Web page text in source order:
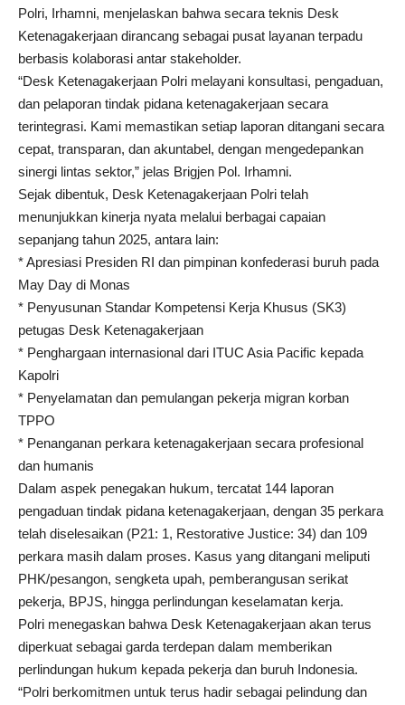
Polri, Irhamni, menjelaskan bahwa secara teknis Desk
Ketenagakerjaan dirancang sebagai pusat layanan terpadu
berbasis kolaborasi antar stakeholder.
“Desk Ketenagakerjaan Polri melayani konsultasi, pengaduan,
dan pelaporan tindak pidana ketenagakerjaan secara
terintegrasi. Kami memastikan setiap laporan ditangani secara
cepat, transparan, dan akuntabel, dengan mengedepankan
sinergi lintas sektor,” jelas Brigjen Pol. Irhamni.
Sejak dibentuk, Desk Ketenagakerjaan Polri telah
menunjukkan kinerja nyata melalui berbagai capaian
sepanjang tahun 2025, antara lain:
* Apresiasi Presiden RI dan pimpinan konfederasi buruh pada
May Day di Monas
* Penyusunan Standar Kompetensi Kerja Khusus (SK3)
petugas Desk Ketenagakerjaan
* Penghargaan internasional dari ITUC Asia Pacific kepada
Kapolri
* Penyelamatan dan pemulangan pekerja migran korban
TPPO
* Penanganan perkara ketenagakerjaan secara profesional
dan humanis
Dalam aspek penegakan hukum, tercatat 144 laporan
pengaduan tindak pidana ketenagakerjaan, dengan 35 perkara
telah diselesaikan (P21: 1, Restorative Justice: 34) dan 109
perkara masih dalam proses. Kasus yang ditangani meliputi
PHK/pesangon, sengketa upah, pemberangusan serikat
pekerja, BPJS, hingga perlindungan keselamatan kerja.
Polri menegaskan bahwa Desk Ketenagakerjaan akan terus
diperkuat sebagai garda terdepan dalam memberikan
perlindungan hukum kepada pekerja dan buruh Indonesia.
“Polri berkomitmen untuk terus hadir sebagai pelindung dan